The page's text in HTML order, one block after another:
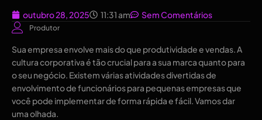
outubro 28, 2025 11:31 am Sem Comentários
Produtor
Sua empresa envolve mais do que produtividade e vendas. A
cultura corporativa é tão crucial para a sua marca quanto para
o seu negócio. Existem várias atividades divertidas de
envolvimento de funcionários para pequenas empresas que
você pode implementar de forma rápida e fácil. Vamos dar
uma olhada.